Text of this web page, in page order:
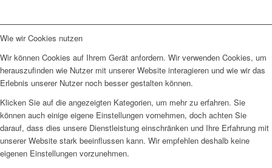
Wie wir Cookies nutzen
Wir können Cookies auf Ihrem Gerät anfordern. Wir verwenden Cookies, um
herauszufinden wie Nutzer mit unserer Website interagieren und wie wir das
Erlebnis unserer Nutzer noch besser gestalten können.
Klicken Sie auf die angezeigten Kategorien, um mehr zu erfahren. Sie
können auch einige eigene Einstellungen vornehmen, doch achten Sie
darauf, dass dies unsere Dienstleistung einschränken und Ihre Erfahrung mit
unserer Website stark beeinflussen kann. Wir empfehlen deshalb keine
eigenen Einstellungen vorzunehmen.